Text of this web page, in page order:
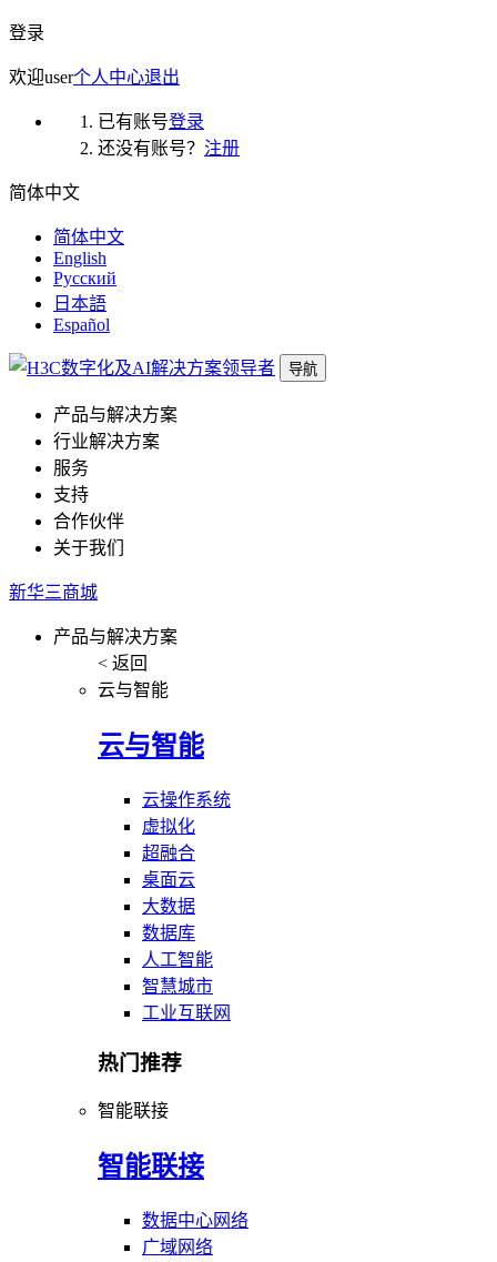
登录
欢迎user个人中心退出
已有账号登录
还没有账号？ 注册
简体中文
简体中文
English
Русский
日本語
Español
导航
产品与解决方案
行业解决方案
服务
支持
合作伙伴
关于我们
新华三商城
产品与解决方案
< 返回
云与智能
云与智能
云操作系统
虚拟化
超融合
桌面云
大数据
数据库
人工智能
智慧城市
工业互联网
热门推荐
智能联接
智能联接
数据中心网络
广域网络